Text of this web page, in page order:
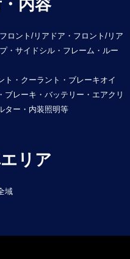
内容
ロント/リアドア・フロント/リア
・サイドシル・フレーム・ルー
ト・クーラント・ブレーキオイ
ブレーキ・バッテリー・エアクリ
ター・内装照明等
リア
域